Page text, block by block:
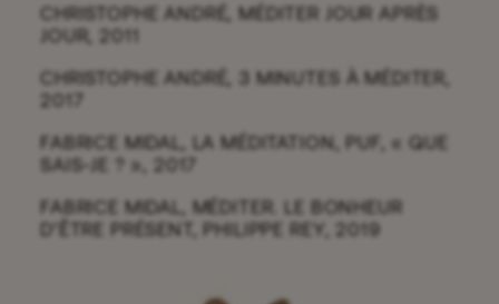
CHRISTOPHE ANDRÉ, MÉDITER JOUR APRÈS
JOUR, 2011
CHRISTOPHE ANDRÉ, 3 MINUTES À MÉDITER,
2017
FABRICE MIDAL, LA MÉDITATION, PUF, « QUE
SAIS-JE ? », 2017
FABRICE MIDAL, MÉDITER. LE BONHEUR
D’ÊTRE PRÉSENT, PHILIPPE REY, 2019